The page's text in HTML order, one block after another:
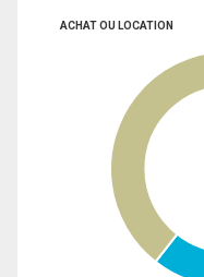
ACHAT OU LOCATION